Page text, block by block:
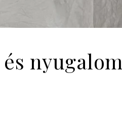
nyugalom